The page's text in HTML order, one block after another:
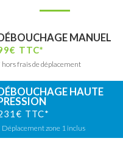
MANUEL
TTC*
hors frais de déplacement
HAUTE
TTC*
Déplacement zone 1 inclus